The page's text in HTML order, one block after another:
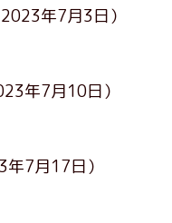
2023年7月3日）
年7月10日）
年7月17日）